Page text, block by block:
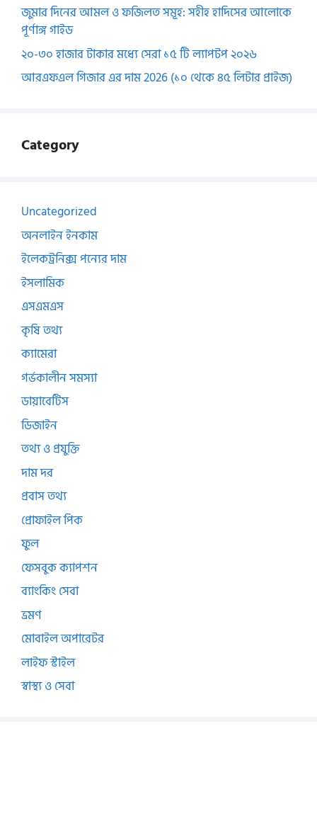
জুমার দিনের আমল ও ফজিলত সমূহ: সহীহ হাদিসের আলোকে
পূর্ণাঙ্গ গাইড
২০-৩০ হাজার টাকার মধ্যে সেরা ১৫ টি ল্যাপটপ ২০২৬
আরএফএল গিজার এর দাম 2026 (১০ থেকে ৪৫ লিটার প্রাইজ)
Category
Uncategorized
অনলাইন ইনকাম
ইলেকট্রনিক্স পন্যের দাম
ইসলামিক
এসএমএস
কৃষি তথ্য
ক্যামেরা
গর্ভকালীন সমস্যা
ডায়াবেটিস
ডিজাইন
তথ্য ও প্রযুক্তি
দাম দর
প্রবাস তথ্য
প্রোফাইল পিক
ফুল
ফেসবুক ক্যাপশন
ব্যাংকিং সেবা
ভ্রমণ
মোবাইল অপারেটর
লাইফ স্টাইল
স্বাস্থ্য ও সেবা